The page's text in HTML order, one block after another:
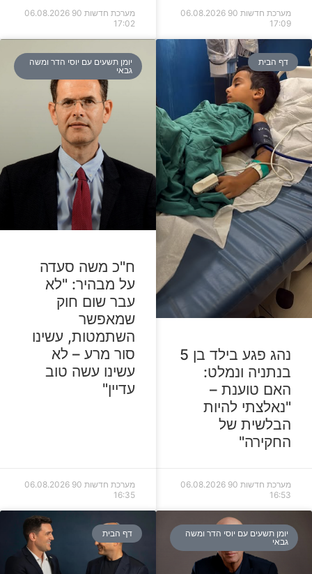
מערכת חדשות 90
06.08.2026
17:09
מערכת חדשות 90
06.08.2026
17:02
דף הבית
נהג פגע בילד בן 5
בנתניה ונמלט:
האם טוענת –
"נאלצתי להיות
הבלשית של
החקירה"
מערכת חדשות 90
06.08.2026
16:53
יומן תשעים עם יוסי הדר ומשה
גבאי
ח"כ משה סעדה
על מבהיר: "לא
עבר שום חוק
שמאפשר
השתמטות, עשינו
סור מרע – לא
עשינו עשה טוב
עדיין"
מערכת חדשות 90
06.08.2026
16:35
יומן תשעים עם יוסי הדר ומשה
גבאי
דף הבית